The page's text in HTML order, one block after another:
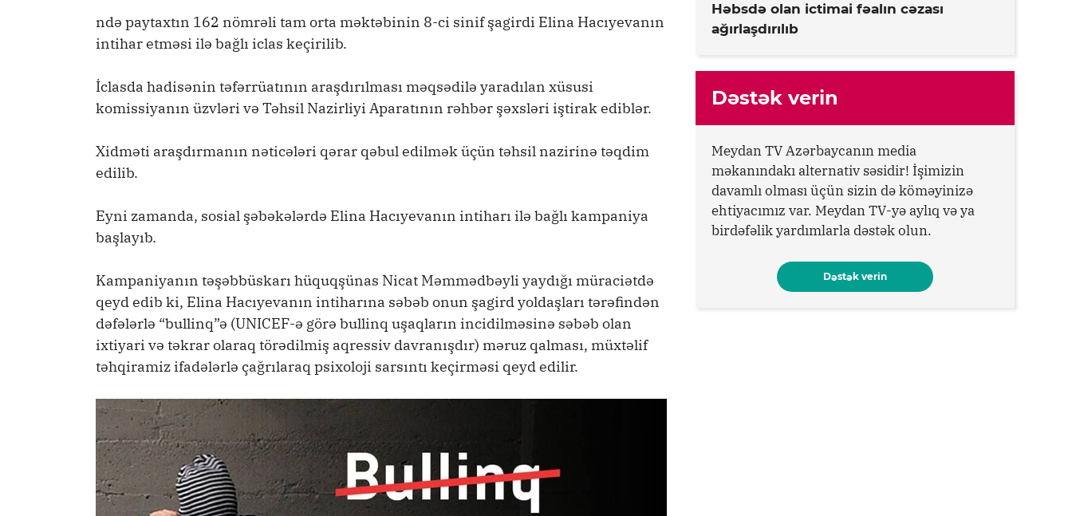
ndə paytaxtın 162 nömrəli tam orta məktəbinin 8-ci sinif şagirdi Elina Hacıyevanın
intihar etməsi ilə bağlı iclas keçirilib.
İclasda hadisənin təfərrüatının araşdırılması məqsədilə yaradılan xüsusi
komissiyanın üzvləri və Təhsil Nazirliyi Aparatının rəhbər şəxsləri iştirak ediblər.
Xidməti araşdırmanın nəticələri qərar qəbul edilmək üçün təhsil nazirinə təqdim
edilib.
Eyni zamanda, sosial şəbəkələrdə Elina Hacıyevanın intiharı ilə bağlı kampaniya
başlayıb.
Kampaniyanın təşəbbüskarı hüquqşünas Nicat Məmmədbəyli yaydığı müraciətdə
qeyd edib ki, Elina Hacıyevanın intiharına səbəb onun şagird yoldaşları tərəfindən
dəfələrlə “bullinq”ə (UNICEF-ə görə bullinq uşaqların incidilməsinə səbəb olan
ixtiyari və təkrar olaraq törədilmiş aqressiv davranışdır) məruz qalması, müxtəlif
təhqiramiz ifadələrlə çağrılaraq psixoloji sarsıntı keçirməsi qeyd edilir.
Həbsdə olan ictimai fəalın cəzası
ağırlaşdırılıb
Dəstək verin
Meydan TV Azərbaycanın media
məkanındakı alternativ səsidir! İşimizin
davamlı olması üçün sizin də köməyinizə
ehtiyacımız var. Meydan TV-yə aylıq və ya
birdəfəlik yardımlarla dəstək olun.
Dəstək verin